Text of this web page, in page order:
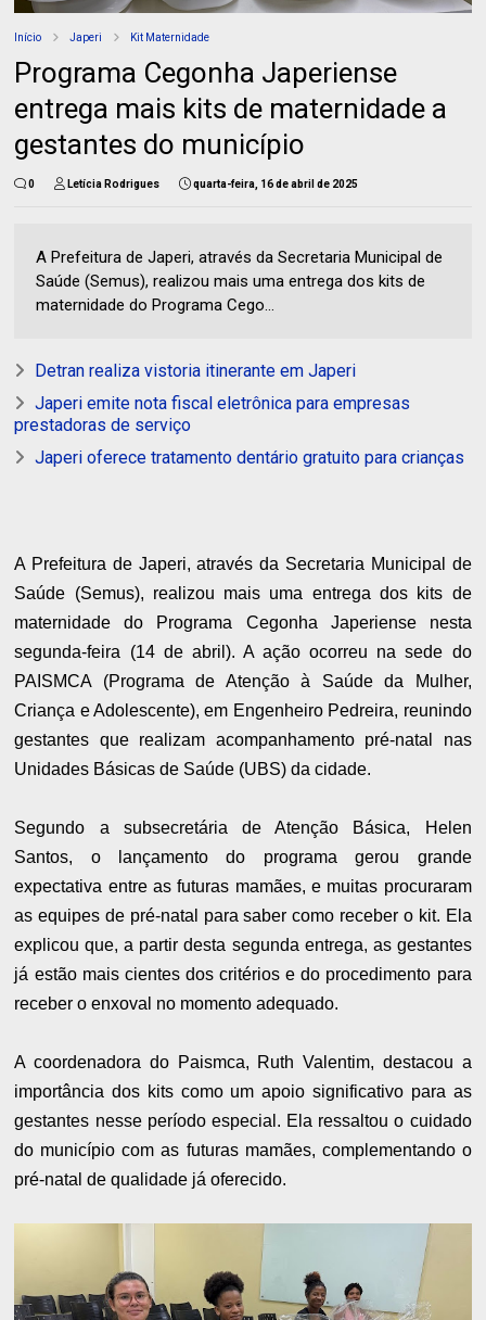
Início Japeri Kit Maternidade
Programa Cegonha Japeriense
entrega mais kits de maternidade a
gestantes do município
0 Letícia Rodrigues quarta-feira, 16 de abril de 2025
A Prefeitura de Japeri, através da Secretaria Municipal de
Saúde (Semus), realizou mais uma entrega dos kits de
maternidade do Programa Cego...
Detran realiza vistoria itinerante em Japeri
Japeri emite nota fiscal eletrônica para empresas
prestadoras de serviço
Japeri oferece tratamento dentário gratuito para crianças
A Prefeitura de Japeri, através da Secretaria Municipal de
Saúde (Semus), realizou mais uma entrega dos kits de
maternidade do Programa Cegonha Japeriense nesta
segunda-feira (14 de abril). A ação ocorreu na sede do
PAISMCA (Programa de Atenção à Saúde da Mulher,
Criança e Adolescente), em Engenheiro Pedreira, reunindo
gestantes que realizam acompanhamento pré-natal nas
Unidades Básicas de Saúde (UBS) da cidade.
Segundo a subsecretária de Atenção Básica, Helen
Santos, o lançamento do programa gerou grande
expectativa entre as futuras mamães, e muitas procuraram
as equipes de pré-natal para saber como receber o kit. Ela
explicou que, a partir desta segunda entrega, as gestantes
já estão mais cientes dos critérios e do procedimento para
receber o enxoval no momento adequado.
A coordenadora do Paismca, Ruth Valentim, destacou a
importância dos kits como um apoio significativo para as
gestantes nesse período especial. Ela ressaltou o cuidado
do município com as futuras mamães, complementando o
pré-natal de qualidade já oferecido.